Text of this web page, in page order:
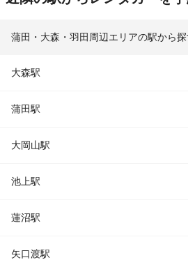
蒲田・大森・羽田周辺エリアの駅から探
大森駅
蒲田駅
大岡山駅
池上駅
蓮沼駅
矢口渡駅